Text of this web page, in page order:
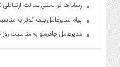
رسانه‌ها در تحقق عدالت
پیام مدیرعامل بیمه کوثر به
مدیرعامل چادرملو به مناسبت